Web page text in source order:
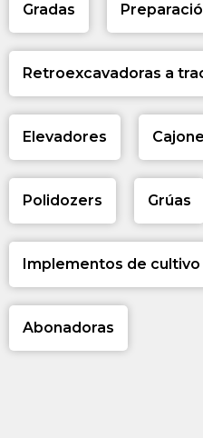
Gradas
Retroexcavadoras a
Elevadores
Polidozers Grúas
Implementos de
Abonadoras